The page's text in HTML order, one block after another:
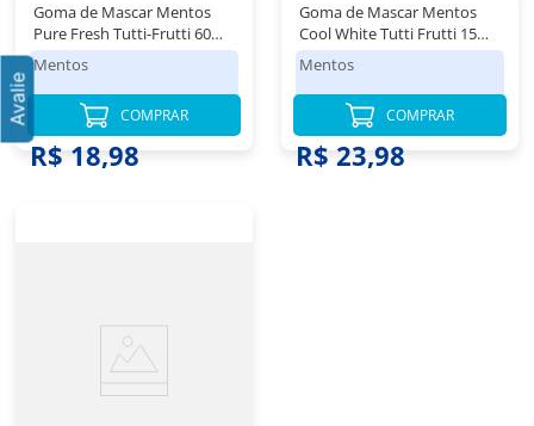
Goma de Mascar Mentos
Pure Fresh Tutti-Frutti 60
Unidades
Mentos
R$ 18,98
COMPRAR
Goma de Mascar Mentos
Cool White Tutti Frutti 15
Unidades
Mentos
R$ 23,98
COMPRAR